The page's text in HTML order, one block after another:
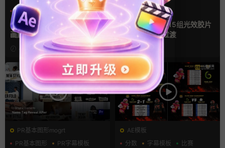
LOGO动画
三维 幻灯片
ae相册模板 多场景照片墙堆叠
画廊幻灯片宣传视频
4小时前
光效
复古风
支持Intel+M芯片
FCPX转场插件 15组光效胶片
划痕复古视频过渡
1天前
PR基本图形mogrt
PR基本图形
PR字幕模板
AE模板
分数
字幕模板 比赛